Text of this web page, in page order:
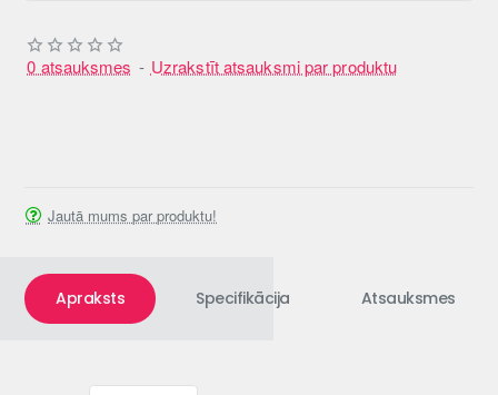
0 atsauksmes - Uzrakstīt atsauksmi par produktu
Jautā mums par produktu!
Apraksts Specifikācija Atsauksmes